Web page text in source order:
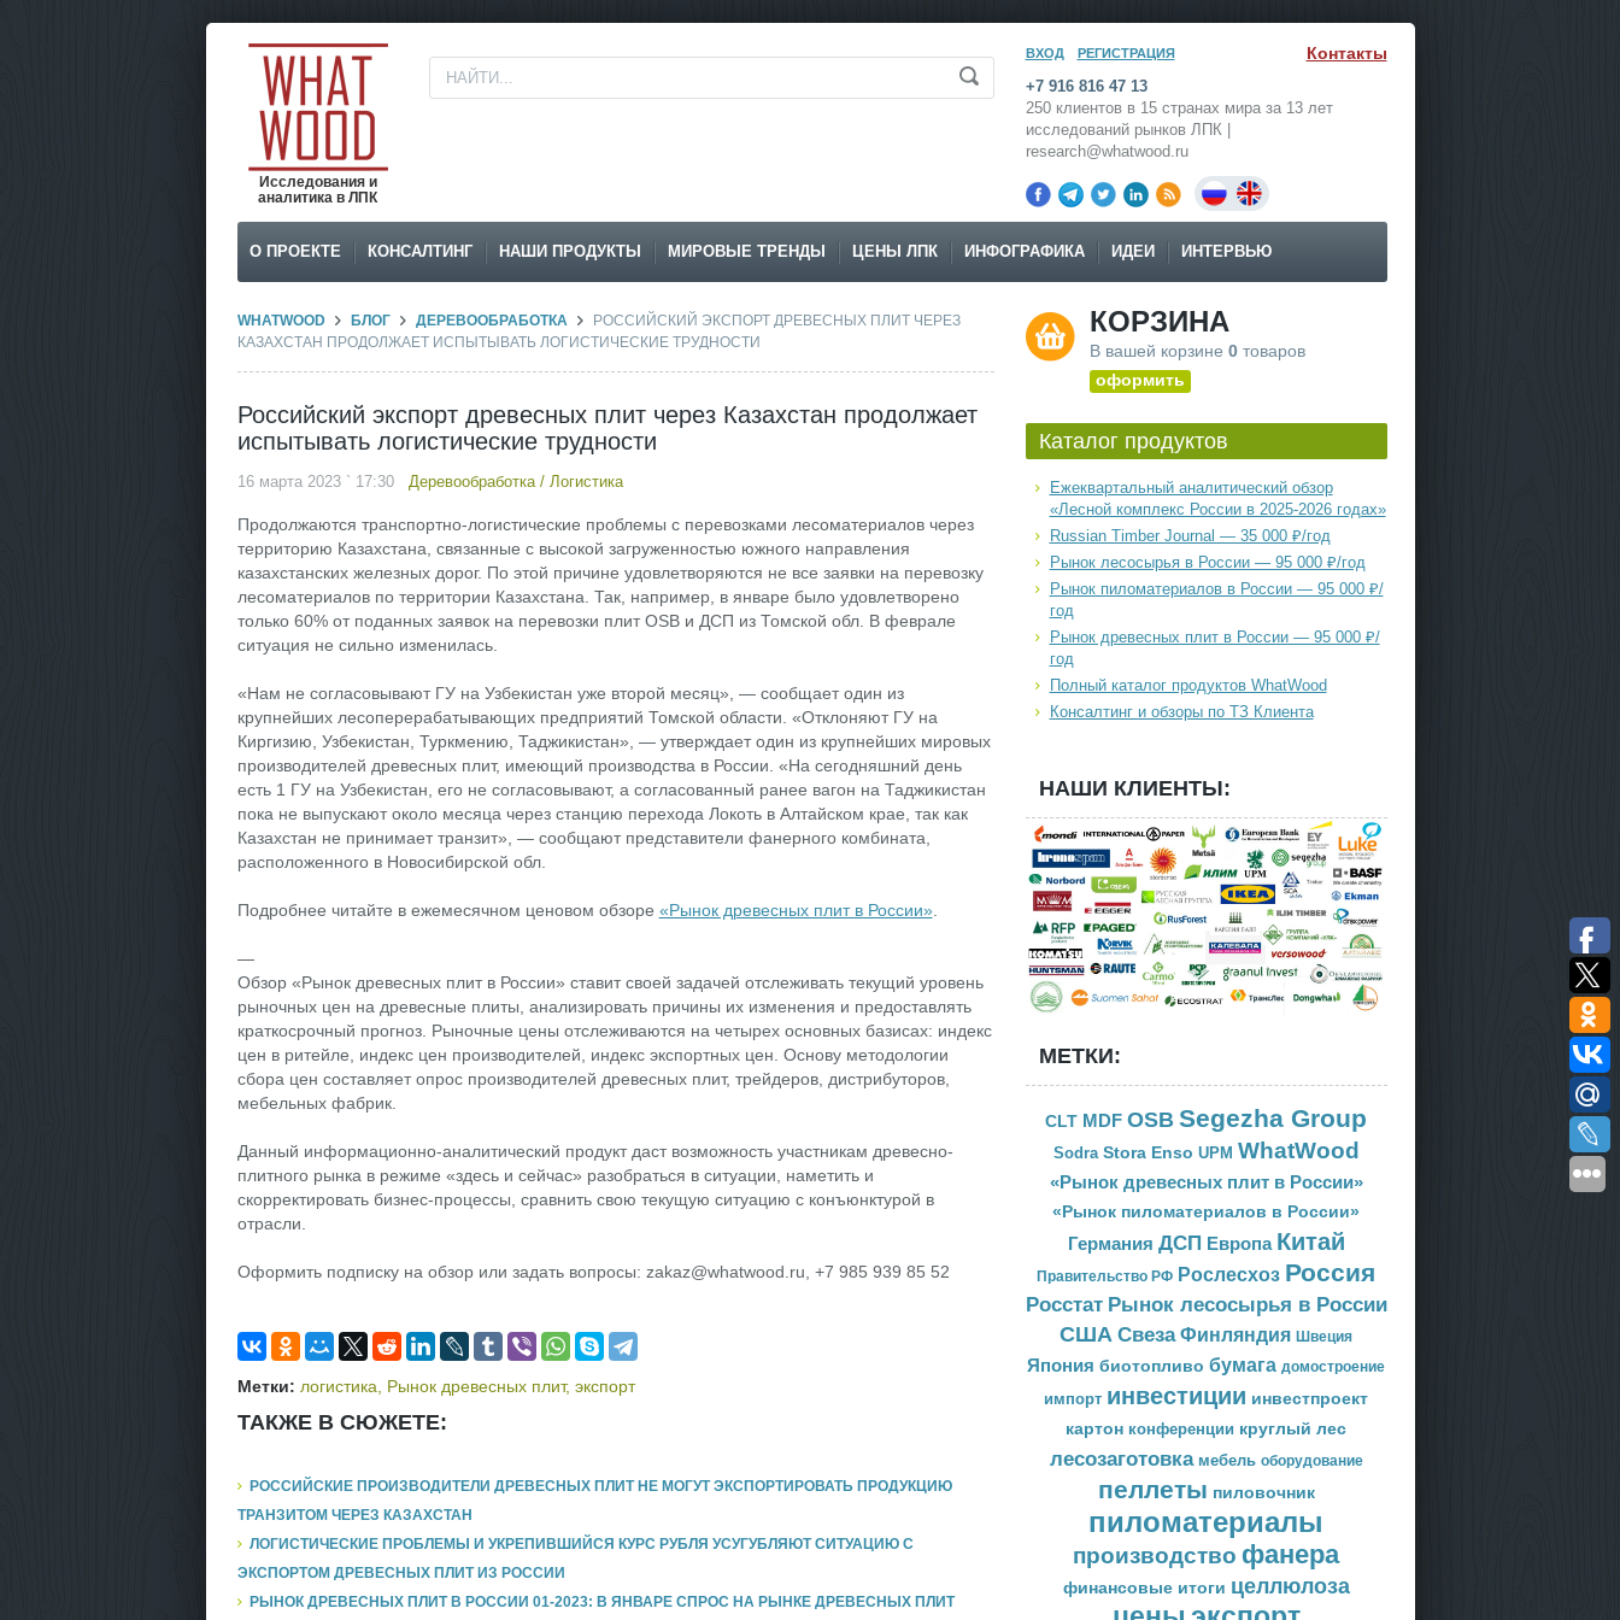
Исследования и
аналитика в ЛПК
ВХОД РЕГИСТРАЦИЯ Контакты
+7 916 816 47 13
250 клиентов в 15 странах мира за 13 лет
исследований рынков ЛПК |
research@whatwood.ru
О ПРОЕКТЕ КОНСАЛТИНГ НАШИ ПРОДУКТЫ МИРОВЫЕ ТРЕНДЫ ЦЕНЫ ЛПК ИНФОГРАФИКА ИДЕИ ИНТЕРВЬЮ
WHATWOOD БЛОГ ДЕРЕВООБРАБОТКА
РОССИЙСКИЙ ЭКСПОРТ ДРЕВЕСНЫХ ПЛИТ ЧЕРЕЗ
КАЗАХСТАН ПРОДОЛЖАЕТ ИСПЫТЫВАТЬ ЛОГИСТИЧЕСКИЕ ТРУДНОСТИ
Российский экспорт древесных плит через Казахстан продолжает
испытывать логистические трудности
16 марта 2023 ` 17:30 Деревообработка/ Логистика
Продолжаются транспортно-логистические проблемы с перевозками лесоматериалов через
территорию Казахстана, связанные с высокой загруженностью южного направления
казахстанских железных дорог. По этой причине удовлетворяются не все заявки на перевозку
лесоматериалов по территории Казахстана. Так, например, в январе было удовлетворено
только 60% от поданных заявок на перевозки плит OSB и ДСП из Томской обл. В феврале
ситуация не сильно изменилась.
«Нам не согласовывают ГУ на Узбекистан уже второй месяц», — сообщает один из
крупнейших лесоперерабатывающих предприятий Томской области. «Отклоняют ГУ на
Киргизию, Узбекистан, Туркмению, Таджикистан», — утверждает один из крупнейших мировых
производителей древесных плит, имеющий производства в России. «На сегодняшний день
есть 1 ГУ на Узбекистан, его не согласовывают, а согласованный ранее вагон на Таджикистан
пока не выпускают около месяца через станцию перехода Локоть в Алтайском крае, так как
Казахстан не принимает транзит», — сообщают представители фанерного комбината,
расположенного в Новосибирской обл.
Подробнее читайте в ежемесячном ценовом обзоре «Рынок древесных плит в России».
—
Обзор «Рынок древесных плит в России» ставит своей задачей отслеживать текущий уровень
рыночных цен на древесные плиты, анализировать причины их изменения и предоставлять
краткосрочный прогноз. Рыночные цены отслеживаются на четырех основных базисах: индекс
цен в ритейле, индекс цен производителей, индекс экспортных цен. Основу методологии
сбора цен составляет опрос производителей древесных плит, трейдеров, дистрибуторов,
мебельных фабрик.
Данный информационно-аналитический продукт даст возможность участникам древесно-
плитного рынка в режиме «здесь и сейчас» разобраться в ситуации, наметить и
скорректировать бизнес-процессы, сравнить свою текущую ситуацию с конъюнктурой в
отрасли.
Оформить подписку на обзор или задать вопросы: zakaz@whatwood.ru, +7 985 939 85 52
Метки: логистика Рынок древесных плит, экспорт
ТАКЖЕ В СЮЖЕТЕ:
РОССИЙСКИЕ ПРОИЗВОДИТЕЛИ ДРЕВЕСНЫХ ПЛИТ НЕ МОГУТ ЭКСПОРТИРОВАТЬ ПРОДУКЦИЮ
ТРАНЗИТОМ ЧЕРЕЗ КАЗАХСТАН
ЛОГИСТИЧЕСКИЕ ПРОБЛЕМЫ И УКРЕПИВШИЙСЯ КУРС РУБЛЯ УСУГУБЛЯЮТ СИТУАЦИЮ С
ЭКСПОРТОМ ДРЕВЕСНЫХ ПЛИТ ИЗ РОССИИ
РЫНОК ДРЕВЕСНЫХ ПЛИТ В РОССИИ 01-2023: В ЯНВАРЕ СПРОС НА РЫНКЕ ДРЕВЕСНЫХ ПЛИТ
КОРЗИНА
В вашей корзине 0товаров
оформить
Каталог продуктов
Ежеквартальный аналитический обзор
«Лесной комплекс России в 2025-2026 годах»
Russian Timber Journal — 35 000 ₽/год
Рынок лесосырья в России — 95 000 ₽/год
Рынок пиломатериалов в России — 95 000 ₽/
год
Рынок древесных плит в России — 95 000 ₽/
год
Полный каталог продуктов WhatWood
Консалтинг и обзоры по ТЗ Клиента
НАШИ КЛИЕНТЫ:
МЕТКИ:
CLT MDF OSB Segezha Group
Sodra Stora Enso UPM WhatWood
«Рынок древесных плит в России»
«Рынок пиломатериалов в России»
Германия ДСП Европа Китай
Правительство РФ Рослесхоз Россия
Росстат Рынок лесосырья в России
США Свеза Финляндия Швеция
Япония биотопливо бумага домостроение
импорт инвестиции инвестпроект
картон конференции круглый лес
лесозаготовка мебель оборудование
пеллеты пиловочник
пиломатериалы
производство фанера
финансовые итоги целлюлоза